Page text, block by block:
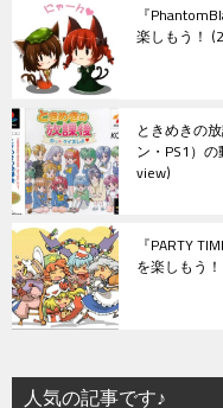
『
楽しもう！
ときめきの
ン・PS1）
view
『PARTY
を楽しもう！
人気の記事です♪